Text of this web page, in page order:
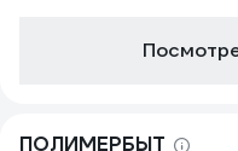
ПОЛИМЕРБЫТ